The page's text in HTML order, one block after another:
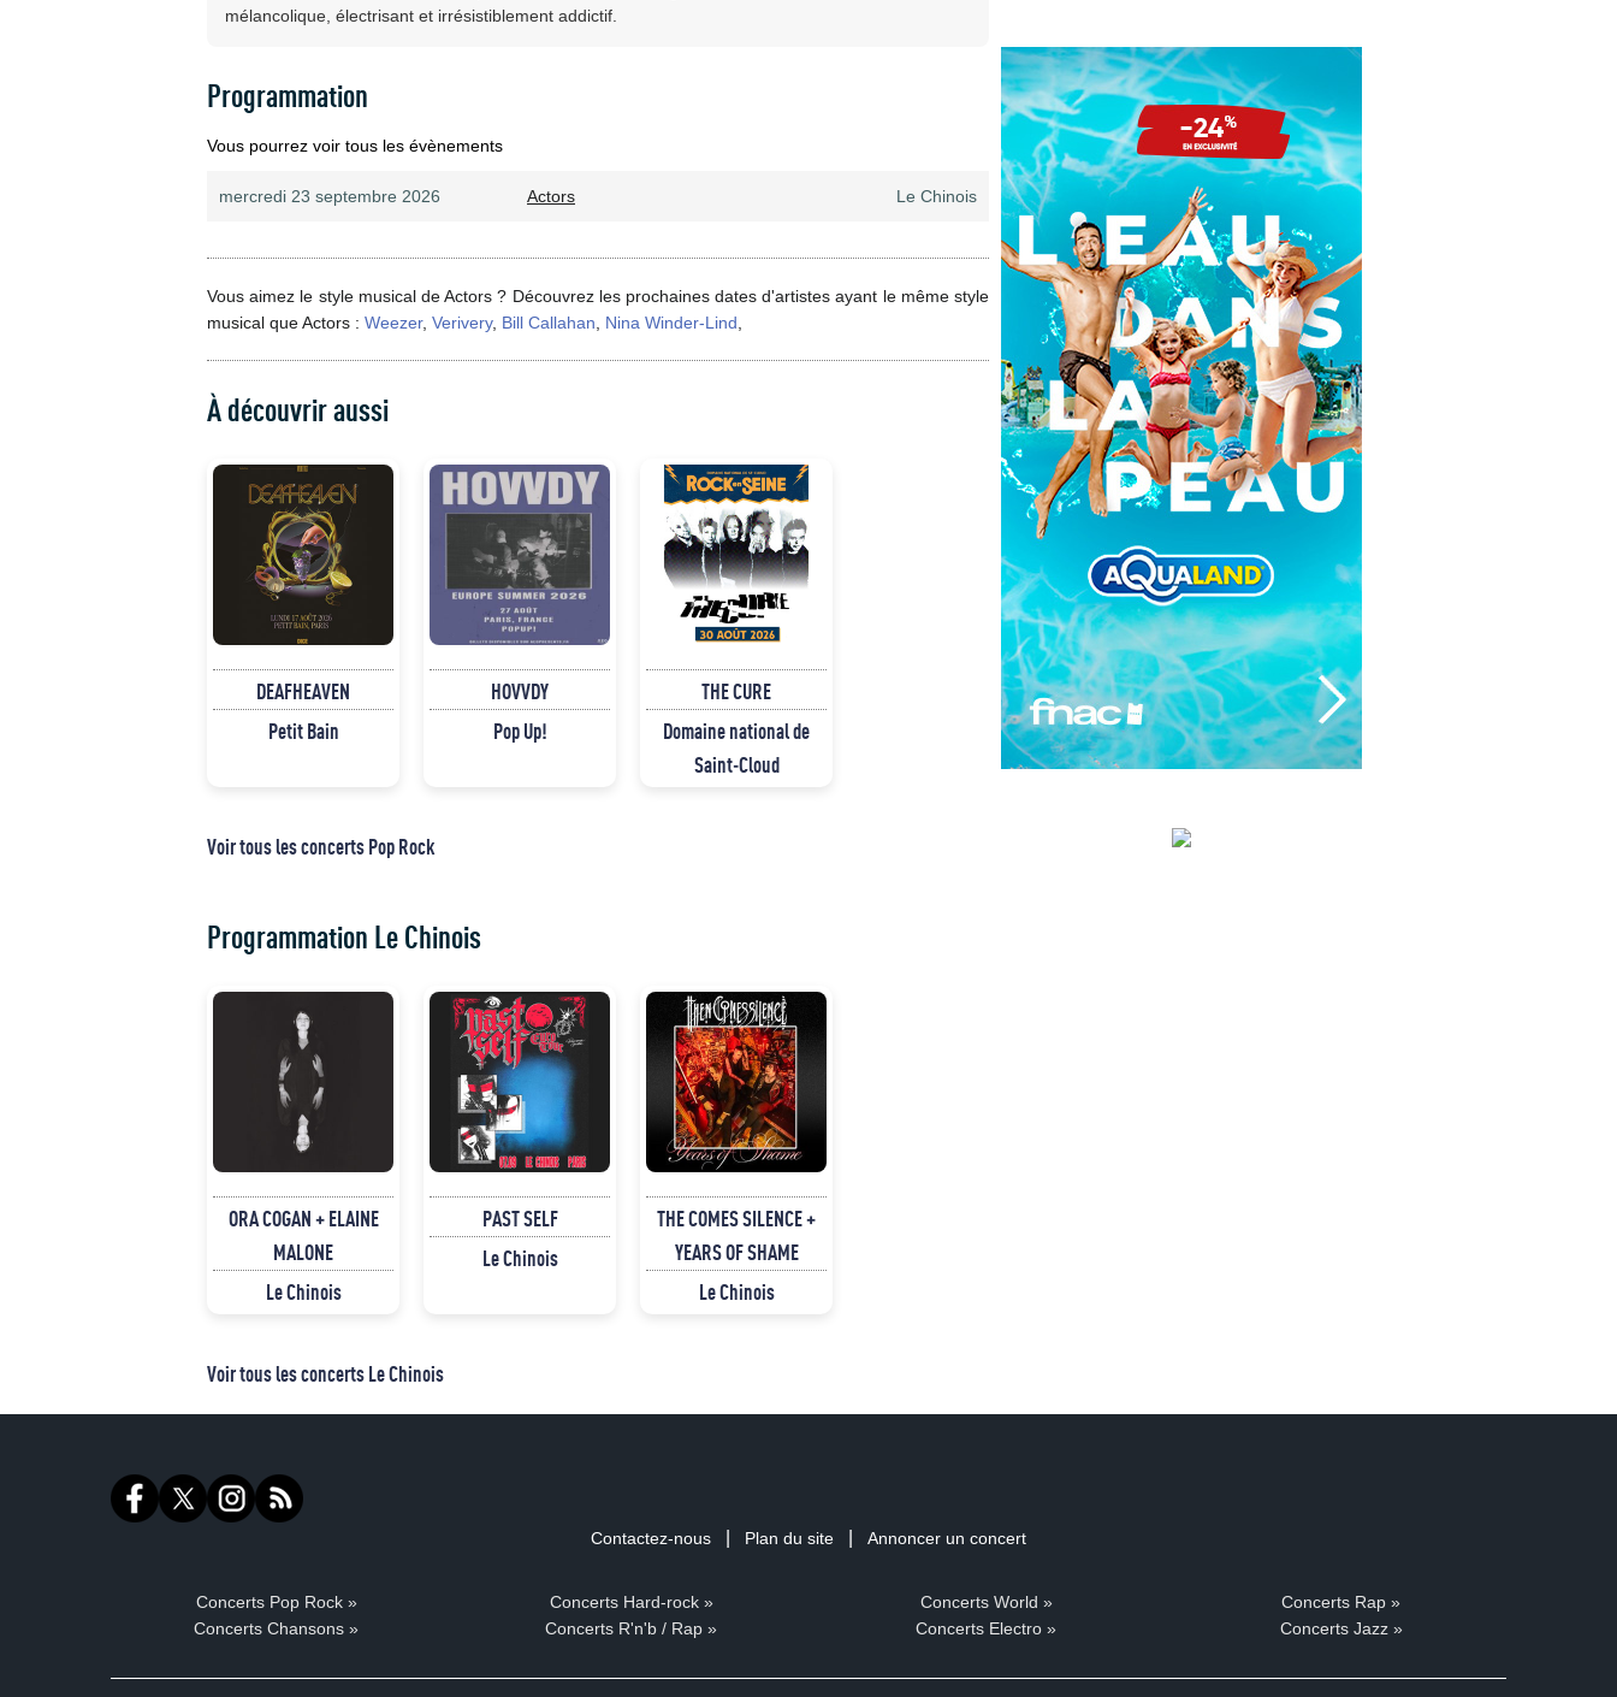
mélancolique, électrisant et irrésistiblement addictif.
Programmation
Vous pourrez voir tous les évènements
mercredi 23 septembre 2026 Actors Le Chinois
Vous aimez le style musical de Actors ? Découvrez les prochaines dates d'artistes ayant le même style
musical que Actors : Weezer, Verivery, Bill Callahan Nina Winder-Lind
À découvrir aussi
DEAFHEAVEN
Petit Bain
HOVVDY
Pop Up!
THE CURE
Domaine national de
Saint-Cloud
Voir tous les concerts Pop Rock
Programmation Le Chinois
ORA COGAN + ELAINE
MALONE
Le Chinois
PAST SELF
Le Chinois
THE COMES SILENCE +
YEARS OF SHAME
Le Chinois
Voir tous les concerts Le Chinois
Contactez-nous Plan du site Annoncer un concert
Concerts Pop Rock »
Concerts Chansons »
Concerts Hard-rock »
Concerts R'n'b / Rap »
Concerts World »
Concerts Electro »
Concerts Rap »
Concerts Jazz »